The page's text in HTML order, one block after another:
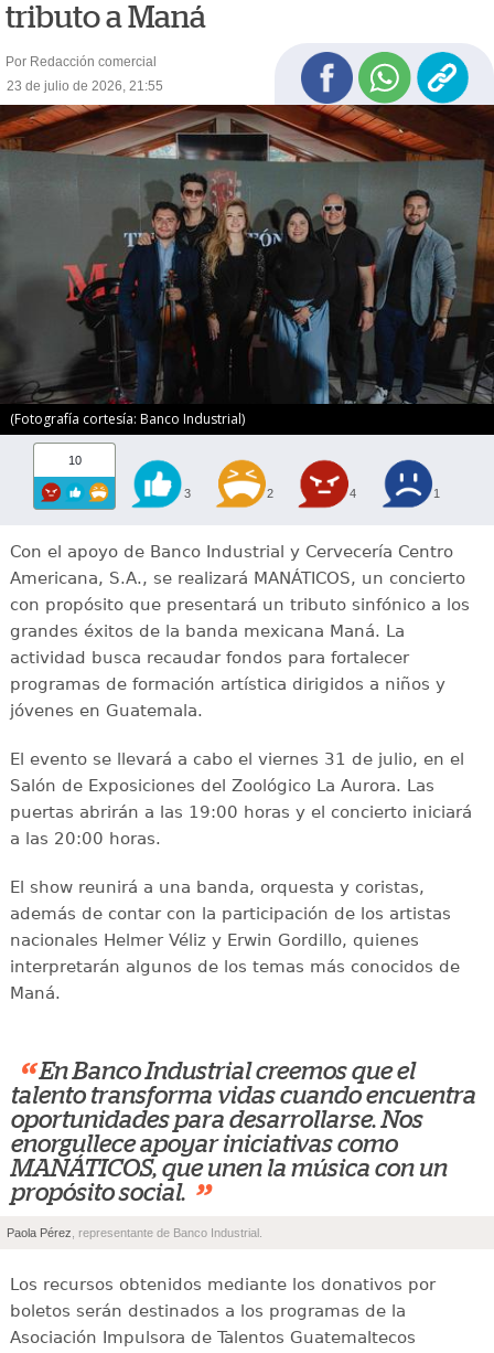
tributo a Maná
Por Redacción comercial
23 de julio de 2026, 21:55
(Fotografía cortesía: Banco Industrial)
10
3 2 4 1
Con el apoyo de Banco Industrial y Cervecería Centro
Americana, S.A., se realizará MANÁTICOS, un concierto
con propósito que presentará un tributo sinfónico a los
grandes éxitos de la banda mexicana Maná. La
actividad busca recaudar fondos para fortalecer
programas de formación artística dirigidos a niños y
jóvenes en Guatemala.
El evento se llevará a cabo el viernes 31 de julio, en el
Salón de Exposiciones del Zoológico La Aurora. Las
puertas abrirán a las 19:00 horas y el concierto iniciará
a las 20:00 horas.
El show reunirá a una banda, orquesta y coristas,
además de contar con la participación de los artistas
nacionales Helmer Véliz y Erwin Gordillo, quienes
interpretarán algunos de los temas más conocidos de
Maná.
“ En Banco Industrial creemos que el
talento transforma vidas cuando encuentra
oportunidades para desarrollarse. Nos
enorgullece apoyar iniciativas como
MANÁTICOS, que unen la música con un
propósito social. ”
Paola Pérez , representante de Banco Industrial.
Los recursos obtenidos mediante los donativos por
boletos serán destinados a los programas de la
Asociación Impulsora de Talentos Guatemaltecos